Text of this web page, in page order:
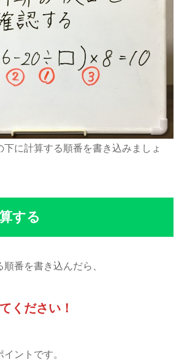
下に計算する順番を書き込みましょ
する
番を書き込んだら、
ください！
ントです。